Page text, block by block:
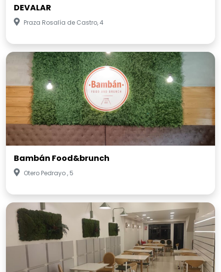
DEVALAR
Praza Rosalía de Castro, 4
Bambán Food&brunch
Otero Pedrayo , 5